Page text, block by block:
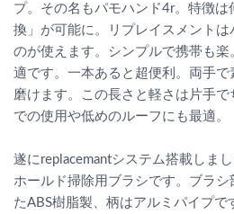
プ。その名もパモハンド4r。特徴は
換」が可能に。リプレイスメントは
のが使えます。シンプルで携帯も
適です。一本あると超便利。両手で
磨けます。この長さと軽さは片手
での使用や低めのルーフにも最適。
遂にreplacemantシステム搭載しま
ホールド掃除用ブラシです。ブラシ
たABS樹脂製、柄はアルミパイプで